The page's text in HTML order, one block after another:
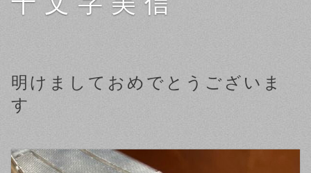
明けましておめでとうございま
す